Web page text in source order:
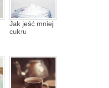
Jak jeść mniej
cukru